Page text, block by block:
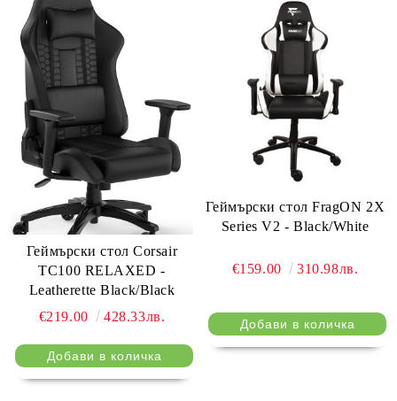
Геймърски стол Corsair
TC100 RELAXED -
Leatherette Black/Black
€219.00
428.33лв.
Геймърски стол FragON 2X
Series V2 - Black/White
€159.00 310.98лв.